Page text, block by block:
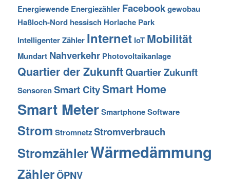
Energiewende Energiezähler Facebookgewobau
Haßloch-Nord hessisch Horlache Park
Intelligenter Zähler Internet IoT Mobilität
Mundart Nahverkehr Photovoltaikanlage
Quartier der ZukunftQuartier Zukunft
SensorenSmart CitySmart Home
Smart MeterSmartphoneSoftware
Strom StromnetzStromverbrauch
StromzählerWärmedämmung
ZählerÖPNV